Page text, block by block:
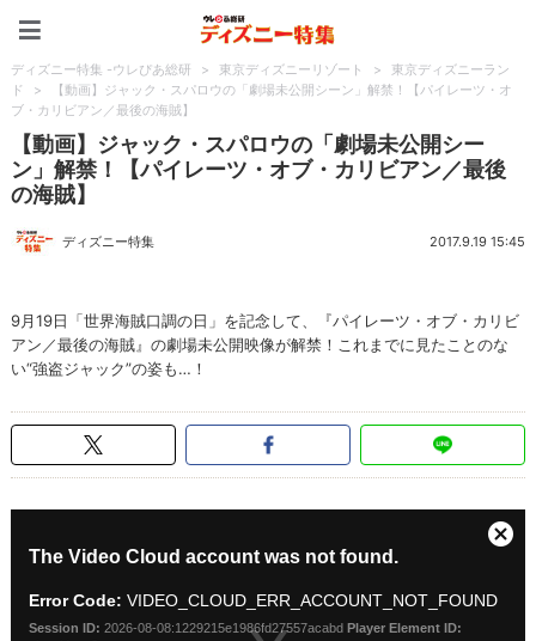
ディズニー特集 -ウレぴあ総研 > 東京ディズニーリゾート >
東京ディズニーラン
ド
>
【動画】ジャック・スパロウの「劇場未公開シーン」解禁！【パイレーツ・オ
ブ・カリビアン／最後の海賊】
【動画】ジャック・スパロウの「劇場未公開シー
ン」解禁！【パイレーツ・オブ・カリビアン／最後
の海賊】
ディズニー特集 2017.9.19 15:45
9月19日「世界海賊口調の日」を記念して、『パイレーツ・オブ・カリビ
アン／最後の海賊』の劇場未公開映像が解禁！これまでに見たことのな
い“強盗ジャック”の姿も…！